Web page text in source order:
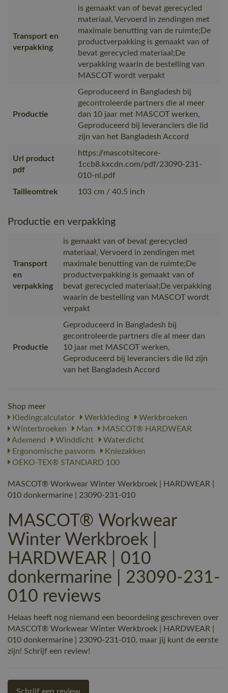
Transport en
verpakking
is gemaakt van of bevat gerecycled
materiaal, Vervoerd in zendingen met
maximale benutting van de ruimte;De
productverpakking is gemaakt van of
bevat gerecycled materiaal;De
verpakking waarin de bestelling van
MASCOT wordt verpakt
Productie
Geproduceerd in Bangladesh bij
gecontroleerde partners die al meer
dan 10 jaar met MASCOT werken,
Geproduceerd bij leveranciers die lid
zijn van het Bangladesh Accord
Url product
pdf
https://mascotsitecore-
1ccb8.kxcdn.com/pdf/23090-231-
010-nl.pdf
Tailleomtrek
103 cm / 40.5 inch
Productie en verpakking
Transport
en
verpakking
is gemaakt van of bevat gerecycled
materiaal, Vervoerd in zendingen met
maximale benutting van de ruimte;De
productverpakking is gemaakt van of
bevat gerecycled materiaal;De verpakking
waarin de bestelling van MASCOT wordt
verpakt
Productie
Geproduceerd in Bangladesh bij
gecontroleerde partners die al meer dan
10 jaar met MASCOT werken,
Geproduceerd bij leveranciers die lid zijn
van het Bangladesh Accord
Shop meer
Kledingcalculator
Werkkleding
Werkbroeken
Winterbroeken
Man
MASCOT® HARDWEAR
Ademend
Winddicht
Waterdicht
Ergonomische pasvorm
Kniezakken
OEKO-TEX® STANDARD 100
MASCOT® Workwear Winter Werkbroek | HARDWEAR |
010 donkermarine | 23090-231-010
MASCOT® Workwear
Winter Werkbroek |
HARDWEAR | 010
donkermarine | 23090-231-
010 reviews
Helaas heeft nog niemand een beoordeling geschreven over
MASCOT® Workwear Winter Werkbroek | HARDWEAR |
010 donkermarine | 23090-231-010, maar jij kunt de eerste
zijn! Schrijf een review!
Schrijf een review